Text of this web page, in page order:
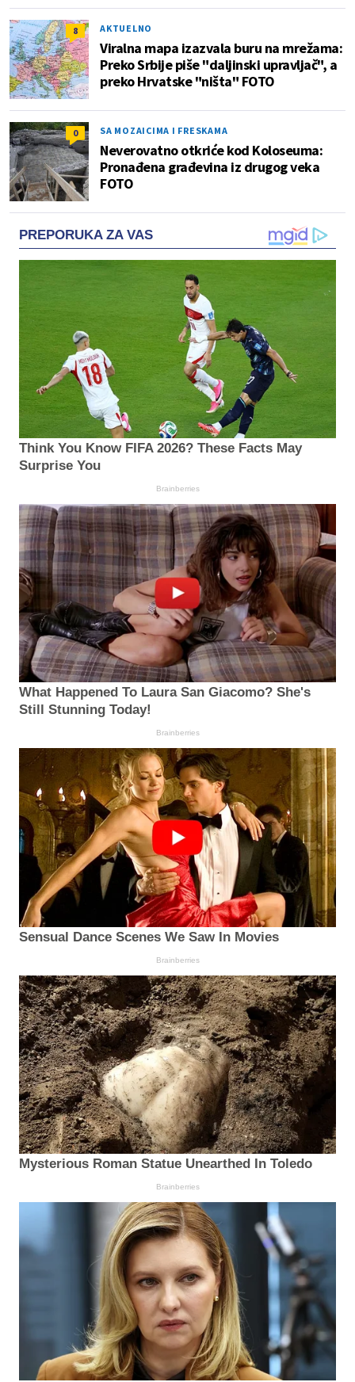
8 AKTUELNO
Viralna mapa izazvala buru na mrežama:
Preko Srbije piše "daljinski upravljač", a
preko Hrvatske "ništa" FOTO
0 SA MOZAICIMA I FRESKAMA
Neverovatno otkriće kod Koloseuma:
Pronađena građevina iz drugog veka
FOTO
PREPORUKA ZA VAS
Think You Know FIFA 2026? These Facts May
Surprise You
Brainberries
What Happened To Laura San Giacomo? She's
Still Stunning Today!
Brainberries
Sensual Dance Scenes We Saw In Movies
Brainberries
Mysterious Roman Statue Unearthed In Toledo
Brainberries